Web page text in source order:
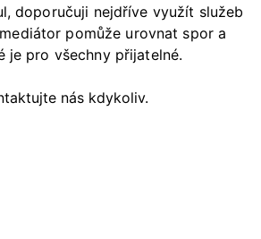
doporučuji nejdříve využít služeb
pomůže urovnat spor a
je pro všechny přijatelné.
nás kdykoliv.